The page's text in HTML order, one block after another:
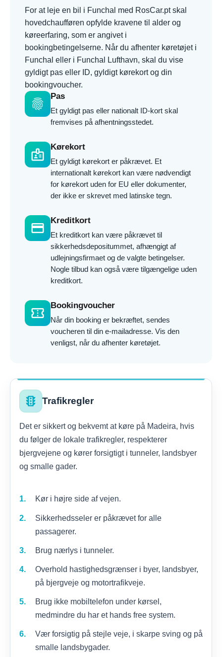
For at leje en bil i Funchal med RosCar.pt skal
hovedchaufføren opfylde kravene til alder og
køreerfaring, som er angivet i
bookingbetingelserne. Når du afhenter køretøjet i
Funchal eller i Funchal Lufthavn, skal du vise
gyldigt pas eller ID, gyldigt kørekort og din
bookingvoucher.
fingerprint
Pas
Et gyldigt pas eller nationalt ID-kort skal
fremvises på afhentningsstedet.
badge
Kørekort
Et gyldigt kørekort er påkrævet. Et
internationalt kørekort kan være nødvendigt
for kørekort uden for EU eller dokumenter,
der ikke er skrevet med latinske tegn.
credit_card
Kreditkort
Et kreditkort kan være påkrævet til
sikkerhedsdepositummet, afhængigt af
udlejningsfirmaet og de valgte betingelser.
Nogle tilbud kan også være tilgængelige uden
kreditkort.
confirmation_number
Bookingvoucher
Når din booking er bekræftet, sendes
voucheren til din e-mailadresse. Vis den
venligst, når du afhenter køretøjet.
traffic Trafikregler
Det er sikkert og bekvemt at køre på Madeira, hvis
du følger de lokale trafikregler, respekterer
bjergvejene og kører forsigtigt i tunneler, landsbyer
og smalle gader.
Kør i højre side af vejen.
Sikkerhedsseler er påkrævet for alle
passagerer.
Brug nærlys i tunneler.
Overhold hastighedsgrænser i byer, landsbyer,
på bjergveje og motortrafikveje.
Brug ikke mobiltelefon under kørsel,
medmindre du har et hands free system.
Vær forsigtig på stejle veje, i skarpe sving og på
smalle landsbygader.